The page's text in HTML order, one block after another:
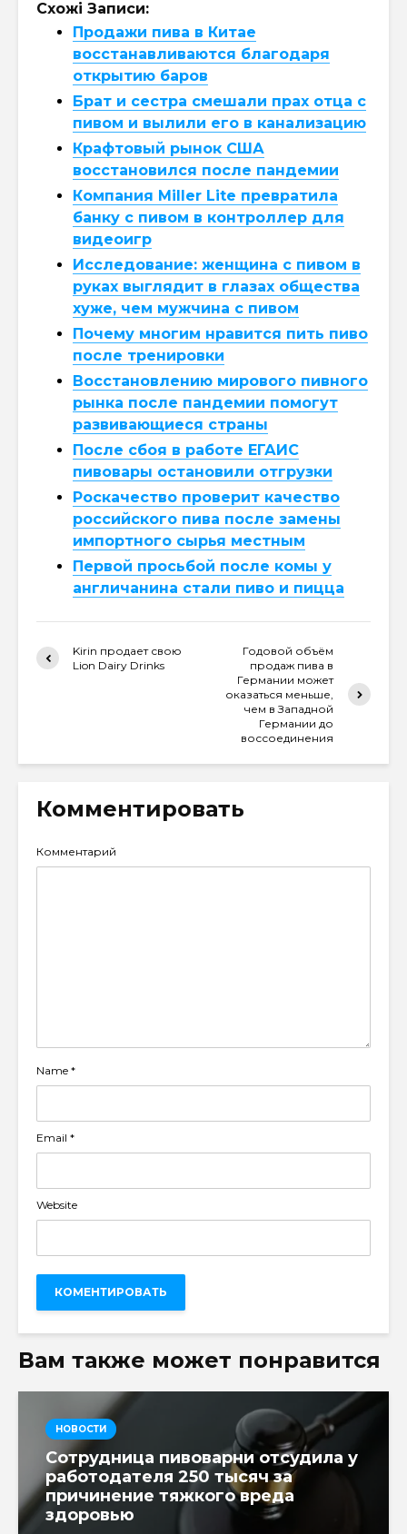
Схожі Записи:
Продажи пива в Китае
восстанавливаются благодаря
открытию баров
Брат и сестра смешали прах отца с
пивом и вылили его в канализацию
Крафтовый рынок США
восстановился после пандемии
Компания Miller Lite превратила
банку с пивом в контроллер для
видеоигр
Исследование: женщина с пивом в
руках выглядит в глазах общества
хуже, чем мужчина с пивом
Почему многим нравится пить пиво
после тренировки
Восстановлению мирового пивного
рынка после пандемии помогут
развивающиеся страны
После сбоя в работе ЕГАИС
пивовары остановили отгрузки
Роскачество проверит качество
российского пива после замены
импортного сырья местным
Первой просьбой после комы у
англичанина стали пиво и пицца
Kirin продает свою
Lion Dairy Drinks
Годовой объём
продаж пива в
Германии может
оказаться меньше,
чем в Западной
Германии до
воссоединения
Комментировать
Комментарий
Name *
Email *
Website
Вам также может понравится
НОВОСТИ
Сотрудница пивоварни отсудила у
работодателя 250 тысяч за
причинение тяжкого вреда
здоровью